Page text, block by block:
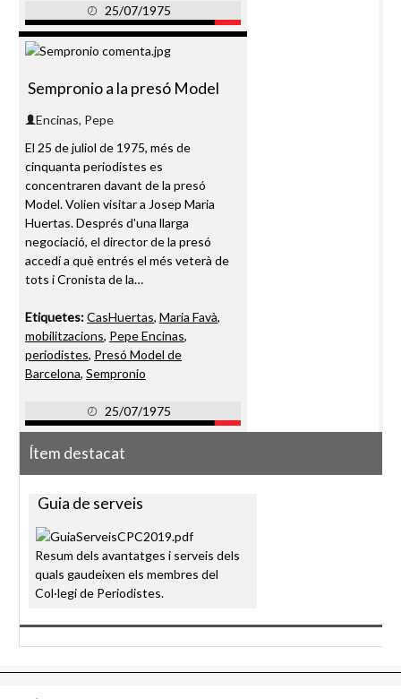
25/07/1975
Sempronio a la presó Model
Encinas, Pepe
El 25 de juliol de 1975, més de
cinquanta periodistes es
concentraren davant de la presó
Model. Volien visitar a Josep Maria
Huertas. Després d'una llarga
negociació, el director de la presó
accedí a què entrés el més veterà de
tots i Cronista de la…
Etiquetes:CasHuertas, Maria Favà,
mobilitzacions, Pepe Encinas,
periodistes, Presó Model de
Barcelona, Sempronio
25/07/1975
Ítem destacat
Guia de serveis
Resum dels avantatges i serveis dels
quals gaudeixen els membres del
Col·legi de Periodistes.